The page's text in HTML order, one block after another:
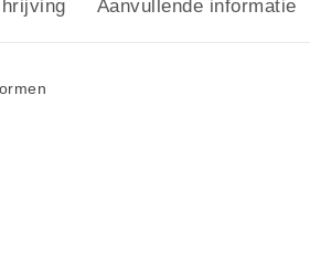
Aanvullende informatie